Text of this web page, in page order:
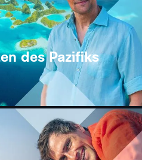
des Pazifiks